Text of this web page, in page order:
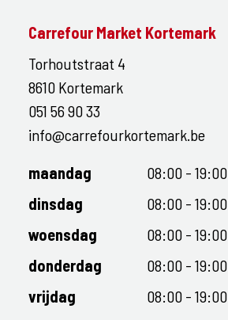
Carrefour Market Kortemark
Torhoutstraat 4
8610 Kortemark
051 56 90 33
info@carrefourkortemark.be
maandag
08:00 - 19:00
dinsdag
08:00 - 19:00
woensdag
08:00 - 19:00
donderdag
08:00 - 19:00
vrijdag
08:00 - 19:00